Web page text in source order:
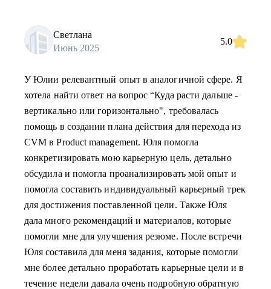
Светлана
Июнь 2025
5.0
У Юлии релевантный опыт в аналогичной сфере. Я
хотела найти ответ на вопрос “Куда расти дальше -
вертикально или горизонтально", требовалась
помощь в создании плана действия для перехода из
CVM в Product management. Юля помогла
конкретизировать мою карьерную цель, детально
обсудила и помогла проанализировать мой опыт и
помогла составить индивидуальный карьерный трек
для достижения поставленной цели. Также Юля
дала много рекомендаций и материалов, которые
помогли мне для улучшения резюме. После встречи
Юля составила для меня задания, которые помогли
мне более детально проработать карьерные цели и в
течение недели давала очень подробную обратную